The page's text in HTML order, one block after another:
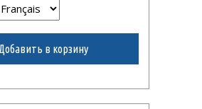
Добавить в корзину